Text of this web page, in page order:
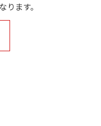
ます。